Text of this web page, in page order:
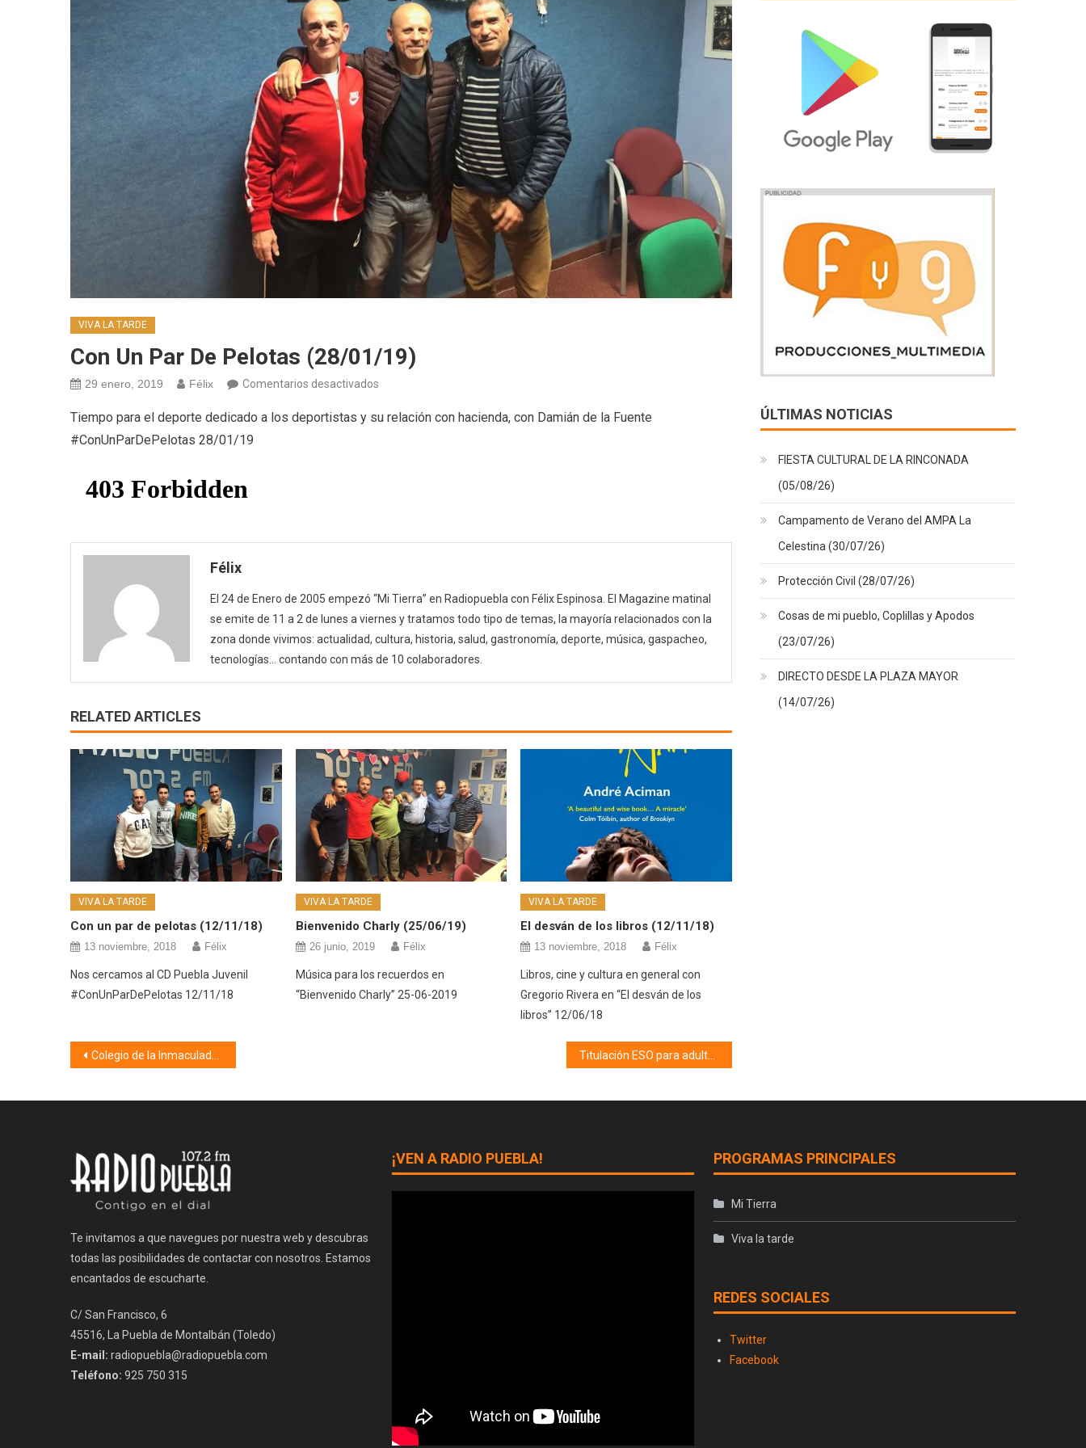
VIVA LA TARDE
Con Un Par De Pelotas (28/01/19)
29 enero, 2019 Félix Comentarios desactivados
un
Tiempo para el deporte dedicado a los deportistas y su relación con hacienda, con Damián de la Fuente
#ConUnParDePelotas 28/01/19
Félix
El 24 de Enero de 2005 empezó “Mi Tierra” en Radiopuebla con Félix Espinosa. El Magazine matinal
se emite de 11 a 2 de lunes a viernes y tratamos todo tipo de temas, la mayoría relacionados con la
zona donde vivimos: actualidad, cultura, historia, salud, gastronomía, deporte, música, gaspacheo,
tecnologías… contando con más de 10 colaboradores.
RELATED ARTICLES
VIVA LA TARDE
Con un par de pelotas (12/11/18)
13 noviembre, 2018 Félix
Nos cercamos al CD Puebla Juvenil
#ConUnParDePelotas 12/11/18
VIVA LA TARDE
Bienvenido Charly (25/06/19)
26 junio, 2019 Félix
Música para los recuerdos en
“Bienvenido Charly” 25-06-2019
VIVA LA TARDE
El desván de los libros (12/11/18)
13 noviembre, 2018 Félix
Libros, cine y cultura en general con
Gregorio Rivera en “El desván de los
libros” 12/06/18
Navegación
Colegio de la Inmaculada (28/01/19)
ÚLTIMAS NOTICIAS
FIESTA CULTURAL DE LA RINCONADA
(05/08/26)
Campamento de Verano del AMPA La
Celestina (30/07/26)
Protección Civil (28/07/26)
Cosas de mi pueblo, Coplillas y Apodos
(23/07/26)
DIRECTO DESDE LA PLAZA MAYOR
(14/07/26)
Te invitamos a que navegues por nuestra web y descubras
todas las posibilidades de contactar con nosotros. Estamos
encantados de escucharte.
C/ San Francisco, 6
45516, La Puebla de Montalbán (Toledo)
E-mail: radiopuebla@radiopuebla.com
Teléfono: 925 750 315
¡VEN A RADIO PUEBLA! PROGRAMAS PRINCIPALES
Mi Tierra
Viva la tarde
REDES SOCIALES
Twitter
Facebook